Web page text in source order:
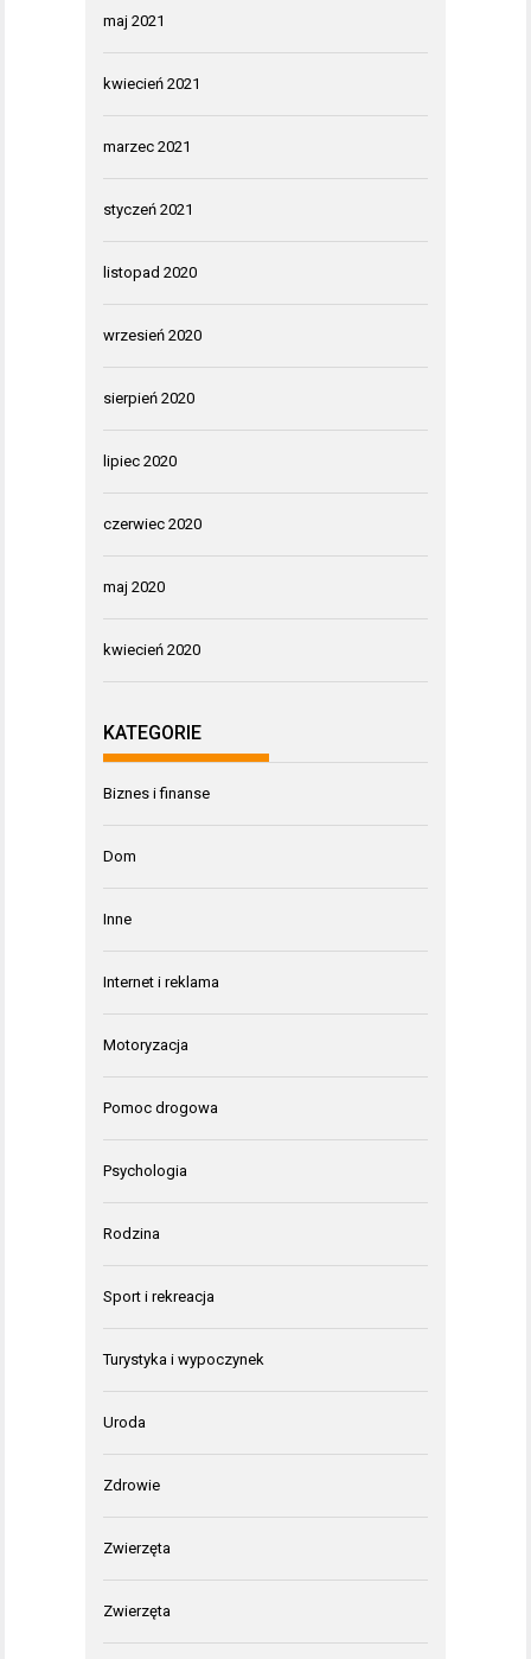
maj 2021
kwiecień 2021
marzec 2021
styczeń 2021
listopad 2020
wrzesień 2020
sierpień 2020
lipiec 2020
czerwiec 2020
maj 2020
kwiecień 2020
KATEGORIE
Biznes i finanse
Dom
Inne
Internet i reklama
Motoryzacja
Pomoc drogowa
Psychologia
Rodzina
Sport i rekreacja
Turystyka i wypoczynek
Uroda
Zdrowie
Zwierzęta
Zwierzęta